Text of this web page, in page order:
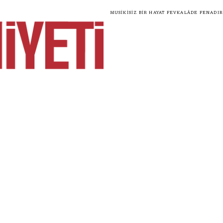
Musikisiz bir hayat fevkalâde fenadır